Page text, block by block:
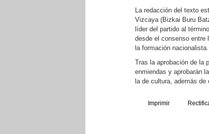
La redacción del texto
Vizcaya (Bizkai Buru
líder del partido al
desde el consenso entre
la formación nacionalista.
Tras la aprobación de la
enmiendas y aprobarán
la de cultura, además
Imprimir